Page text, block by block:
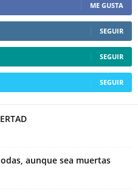
ME GUSTA
SEGUIR
SEGUIR
SEGUIR
aunque sea muertas